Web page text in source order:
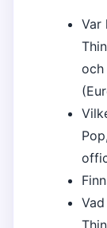
Var
och